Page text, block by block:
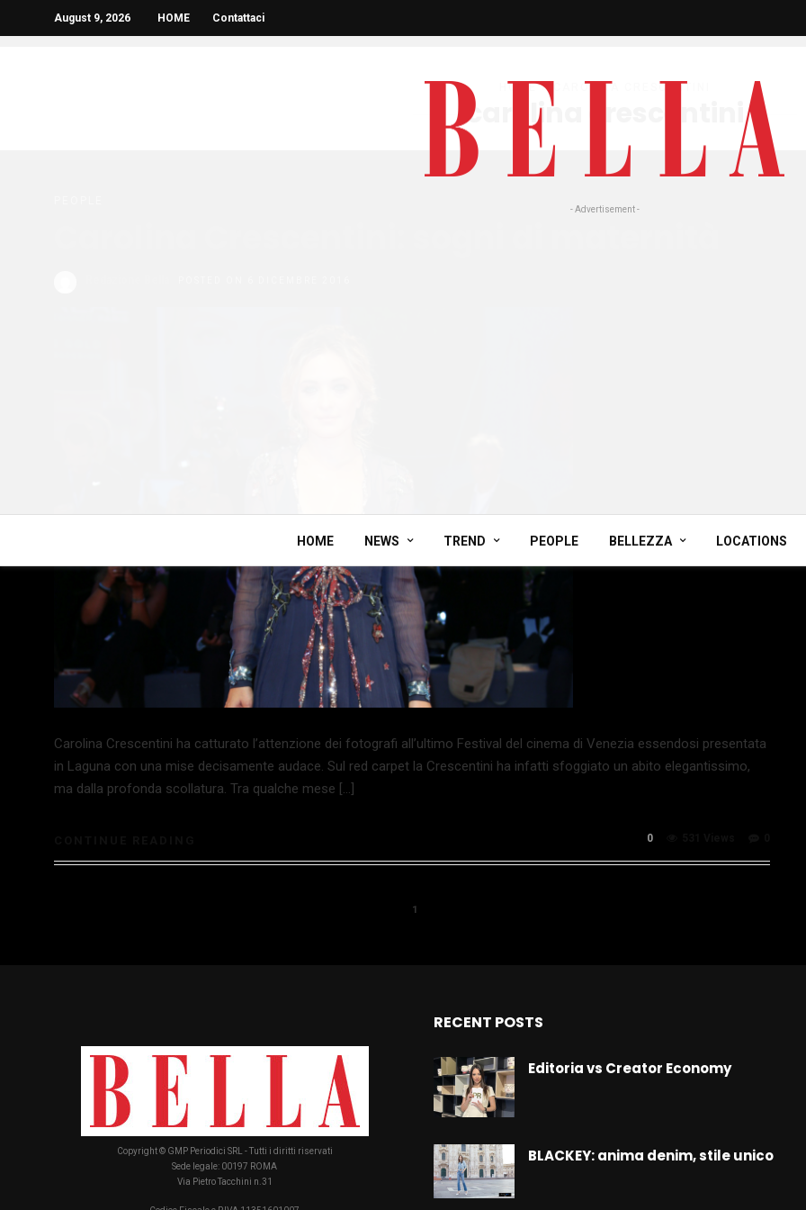
August 9, 2026 HOME Contattaci
- Advertisement -
HOME NEWS TREND PEOPLE BELLEZZA LOCATIONS
HOME» CAROLINA CRESCENTINI
carolina crescentini
Carolina Crescentini ha catturato l’attenzione dei fotografi all’ultimo Festival del cinema di Venezia essendosi presentata
in Laguna con una mise decisamente audace. Sul red carpet la Crescentini ha infatti sfoggiato un abito elegantissimo,
ma dalla profonda scollatura. Tra qualche mese […]
0
1
Copyright © GMP Periodici SRL - Tutti i diritti riservati
Sede legale: 00197 ROMA
Via Pietro Tacchini n.31
RECENT POSTS
Editoria vs Creator Economy
BLACKEY: anima denim, stile unico